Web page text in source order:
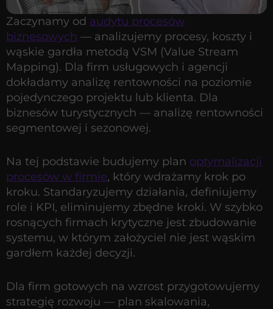
Zaczynamy od audytu procesów
biznesowych — analizujemy procesy, koszty i
wąskie gardła metodą VSM (Value Stream
Mapping). Dla firm usługowych i agencji
dokładamy analizę rentowności na poziomie
pojedynczego projektu lub klienta. Dla
biznesów turystycznych — analizę rentowności
segmentowej i sezonowej.
Na tej podstawie budujemy plan optymalizacji
procesów w firmie, który wdrażamy krok po
kroku. Standaryzujemy działania, definiujemy
role i KPI, eliminujemy zbędne kroki. W szybko
rosnących firmach krytyczne jest zbudowanie
systemu, w którym założyciel nie jest wąskim
gardłem każdej decyzji.
Dla firm gotowych na wzrost przygotowujemy
strategię rozwoju — plan skalowania,